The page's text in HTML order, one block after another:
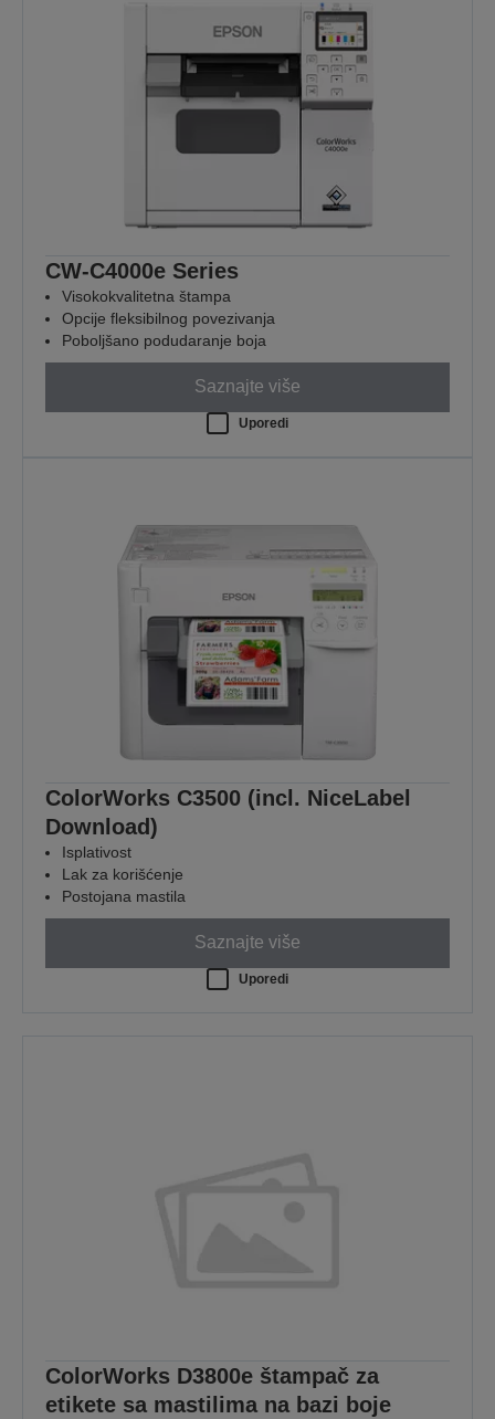
CW-C4000e Series
Visokokvalitetna štampa
Opcije fleksibilnog povezivanja
Poboljšano podudaranje boja
Saznajte više
Uporedi
ColorWorks C3500 (incl. NiceLabel
Download)
Isplativost
Lak za korišćenje
Postojana mastila
Saznajte više
Uporedi
ColorWorks D3800e štampač za
etikete sa mastilima na bazi boje